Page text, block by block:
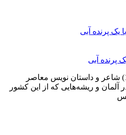
پرنده آبی
چارلز بوکوفسکی (1994-1920) شاعر و داستان نویس معاصر
آلمان و ریشه‌هایی که از این کشور